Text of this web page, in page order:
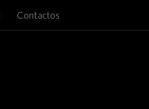
Contactos